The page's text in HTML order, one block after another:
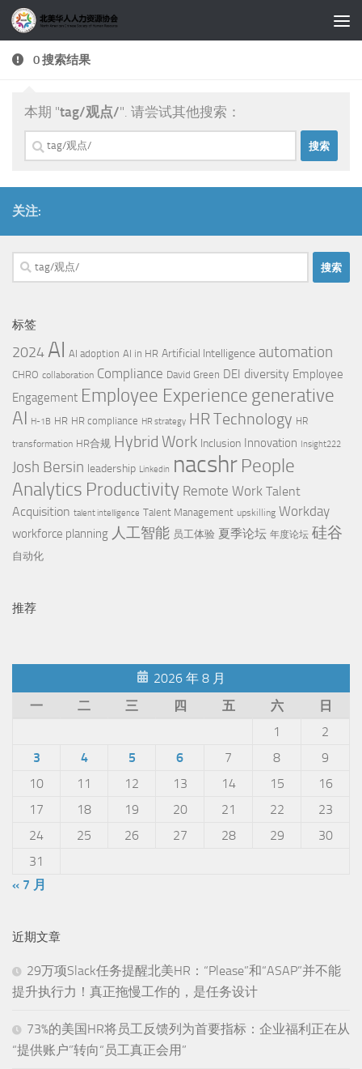
跳至内容
0 搜索结果
本期 "tag/观点/". 请尝试其他搜索：
搜
索：
关注:
搜
索：
标签
2024 AI AI adoption AI in HR Artificial Intelligence automation
CHRO collaboration Compliance David Green DEI diversity Employee
Engagement Employee Experience generative
AI H-1B HR HR compliance HR strategy HR Technology HR
transformation HR合规 Hybrid Work Inclusion Innovation Insight222
Josh Bersin leadership Linkedin nacshr People
Analytics Productivity Remote Work Talent
Acquisition talent intelligence Talent Management upskilling Workday
workforce planning 人工智能 员工体验 夏季论坛 年度论坛 硅谷
自动化
推荐
2026 年 8 月
一
二 三 四 五 六
日
1
2
3
4 5 6 7 8
9
10
11 12 13 14 15
16
17
18 19 20 21 22
23
24
25 26 27 28 29
30
31
« 7 月
近期文章
29万项Slack任务提醒北美HR：“Please”和“ASAP”并不能
提升执行力！真正拖慢工作的，是任务设计
73%的美国HR将员工反馈列为首要指标：企业福利正在从
“提供账户”转向“员工真正会用”